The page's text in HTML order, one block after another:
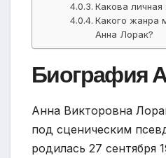
Какова
Какого жанра
Анна Лорак?
Биография
Анна Викторовна
под сценическим
родилась 27 сентября